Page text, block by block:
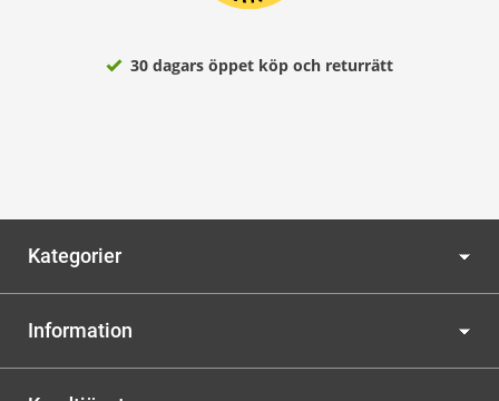
30 dagars öppet köp och returrätt
Kategorier
Information